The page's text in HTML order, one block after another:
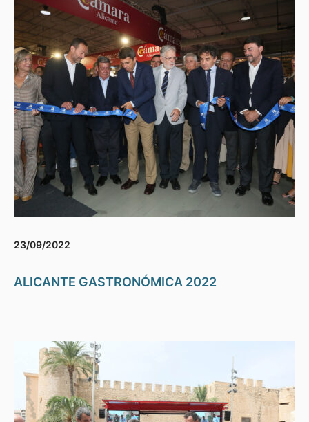
23/09/2022
ALICANTE GASTRONÓMICA 2022